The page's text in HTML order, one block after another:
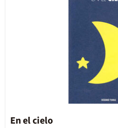
En el cielo